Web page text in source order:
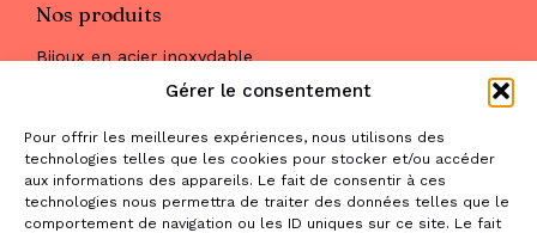
Gérer le consentement
Pour offrir les meilleures expériences, nous utilisons des
technologies telles que les cookies pour stocker et/ou accéder
aux informations des appareils. Le fait de consentir à ces
technologies nous permettra de traiter des données telles que le
comportement de navigation ou les ID uniques sur ce site. Le fait
Nos produits
Bijoux en acier inoxydable
Maquillage
Parfums
Nous trouver
& nous contacter